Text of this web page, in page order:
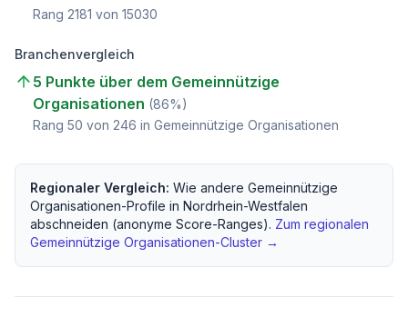
Rang 2181 von 15030
Branchenvergleich
5 Punkte über dem Gemeinnützige
Organisationen (86%)
Rang 50 von 246 in Gemeinnützige Organisationen
Regionaler Vergleich: Wie andere Gemeinnützige
Organisationen-Profile in Nordrhein-Westfalen
abschneiden (anonyme Score-Ranges). Zum regionalen
Gemeinnützige Organisationen-Cluster →